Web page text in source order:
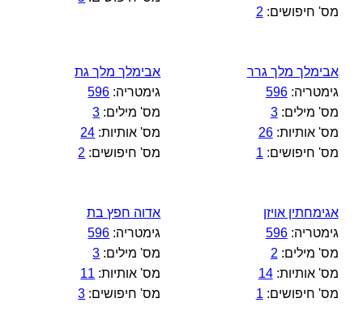
מס' חיפושים: 2
אבימלך מלך גרר
גימטריה:596
מס' מילים:3
מס' אותיות:26
מס' חיפושים: 1
אבימלך מלך גת
גימטריה: 596
מס' מילים: 3
מס' אותיות: 24
מס' חיפושים: 2
אגימחתין אויזן
גימטריה:596
מס' מילים: 2
מס' אותיות:14
מס' חיפושים: 1
אדוה חפץ בת
גימטריה: 596
מס' מילים: 3
מס' אותיות: 11
מס' חיפושים: 3